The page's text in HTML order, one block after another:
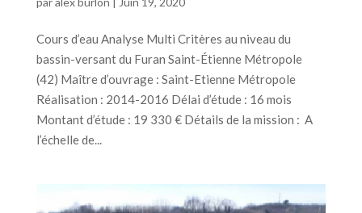
Cours d’eau Analyse Multi Critères au niveau du
bassin-versant du Furan Saint-Étienne Métropole
(42) Maître d’ouvrage : Saint-Etienne Métropole
Réalisation : 2014-2016 Délai d’étude : 16 mois
Montant d’étude : 19 330 € Détails de la mission : A
l’échelle de...